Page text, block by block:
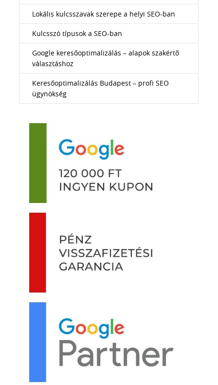
Lokális kulcsszavak szerepe a helyi SEO-ban
Kulcsszó típusok a SEO-ban
Google keresőoptimalizálás – alapok szakértő
választáshoz
Keresőoptimalizálás Budapest – profi SEO
ügynökség